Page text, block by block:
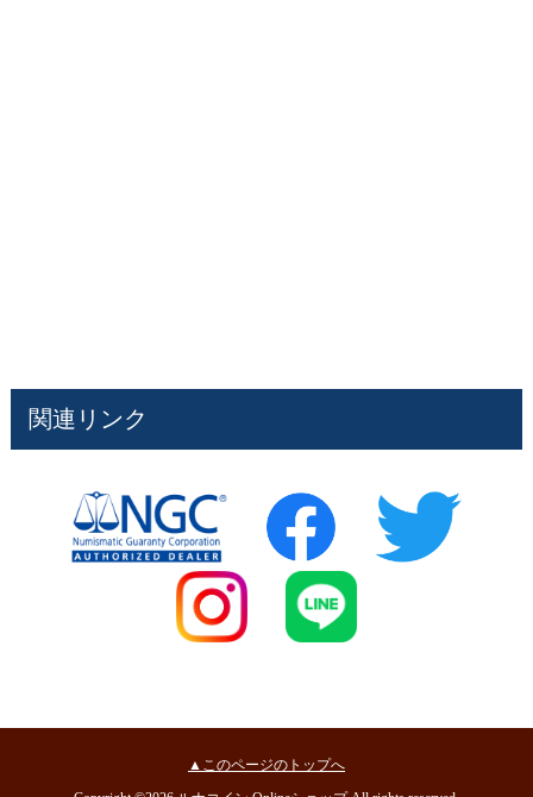
関連リンク
▲このページのトップへ